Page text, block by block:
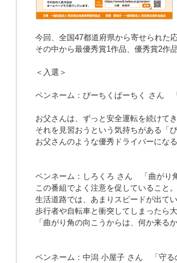
今回、全国47都道府県から寄せられた
その中から最優秀賞1作品、優秀賞2作
＜入選＞
ペンネーム：ぴーちくぱーちく さん
お父さんは、ずっと安全運転を続けて
それを見習おうという気持ちがある「
お父さんのような優秀ドライバーにな
ペンネーム：しろくろ さん
「曲が
この番組でよく注意を促していること。
生活道路では、あまりスピードが出てい
歩行者や自転車と衝突してしまったら
「曲がり角の向こうからは、何か来る
ペンネーム：中潟 小屋子 さん 「 守